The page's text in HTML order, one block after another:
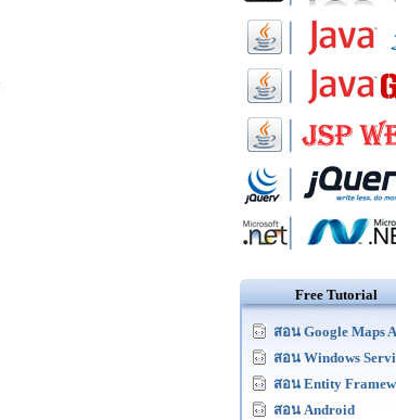
Free Tutorial
สอน Google Maps
สอน Windows
สอน Entity
สอน Android